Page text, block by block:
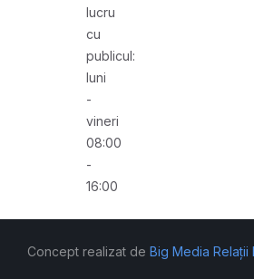
lucru
cu
publicul:
luni
-
vineri
08:00
-
16:00
Concept realizat de Big Media Relații